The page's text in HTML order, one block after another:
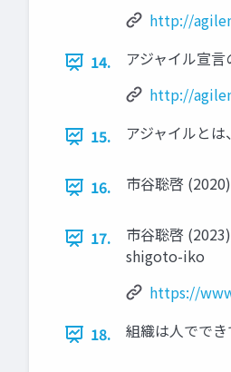
http://
14.
アジャイル宣
http://
15.
アジャイルと
16. 市谷聡啓
17.
市谷聡啓
shigoto-iko
https://
18.
組織は人でで